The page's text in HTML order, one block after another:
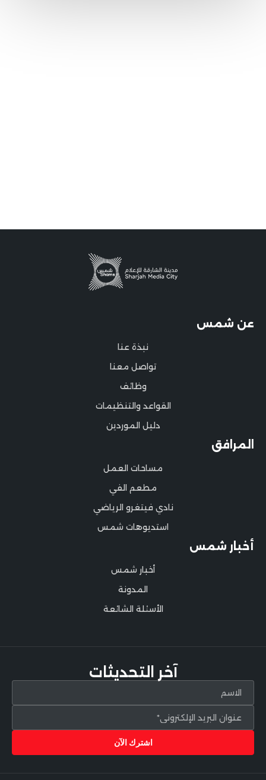
عن شمس
نبذة عنا
تواصل معنا
وظائف
القواعد والتنظيمات
دليل الموردين
المرافق
مساحات العمل
مطعم الفي
نادي فيتغرو الرياضي
استديوهات شمس
أخبار شمس
أخبار شمس
المدونة
الأسئلة الشائعة
آخر التحديثات